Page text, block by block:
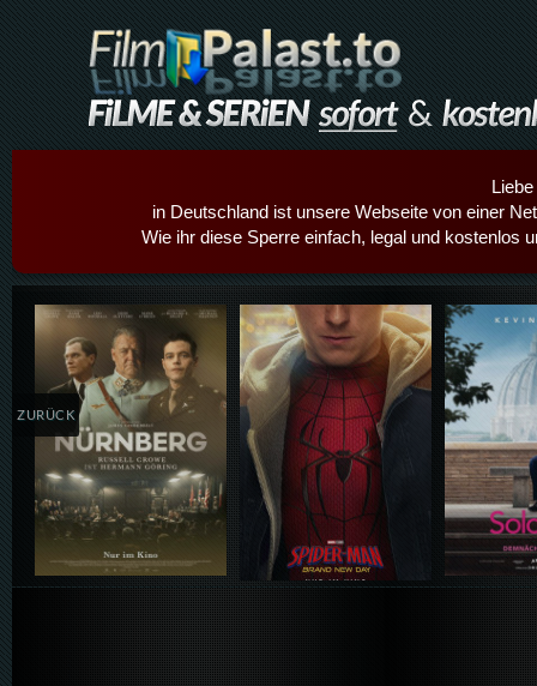
in Deutschland ist unsere Webseite von einer
Wie ihr diese Sperre einfach, legal und kostenlos
Details,Play Details,Play
ZURÜCK